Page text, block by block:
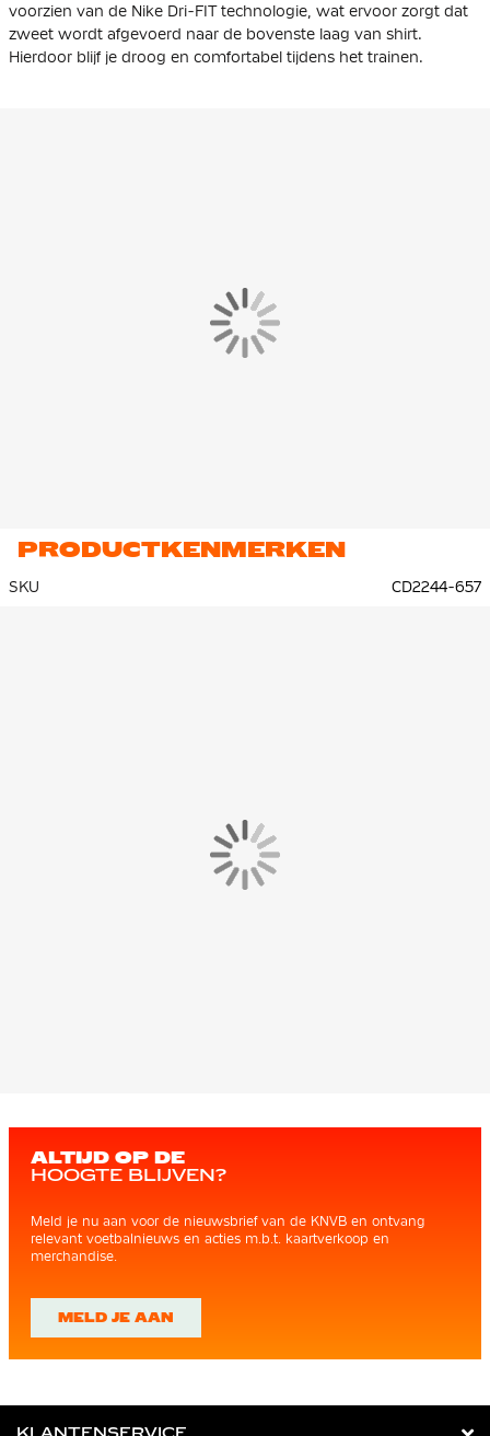
voorzien van de Nike Dri-FIT technologie, wat ervoor zorgt dat
zweet wordt afgevoerd naar de bovenste laag van shirt.
Hierdoor blijf je droog en comfortabel tijdens het trainen.
PRODUCTKENMERKEN
SKU CD2244-657
ALTIJD OP DE
HOOGTE BLIJVEN?
Meld je nu aan voor de nieuwsbrief van de KNVB en ontvang
relevant voetbalnieuws en acties m.b.t. kaartverkoop en
merchandise.
MELD JE AAN